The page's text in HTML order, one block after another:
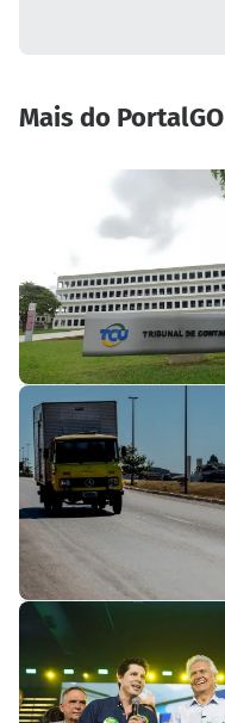
Mais do PortalGO